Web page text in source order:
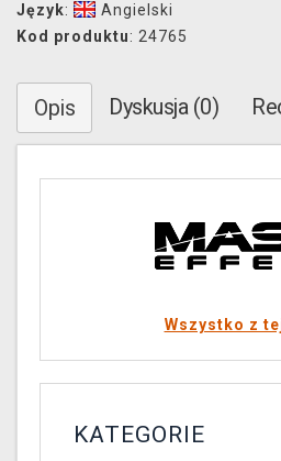
Język:
Angielski
Kod produktu: 24765
Opis Dyskusja (0)
Wszystko z
KATEGORIE